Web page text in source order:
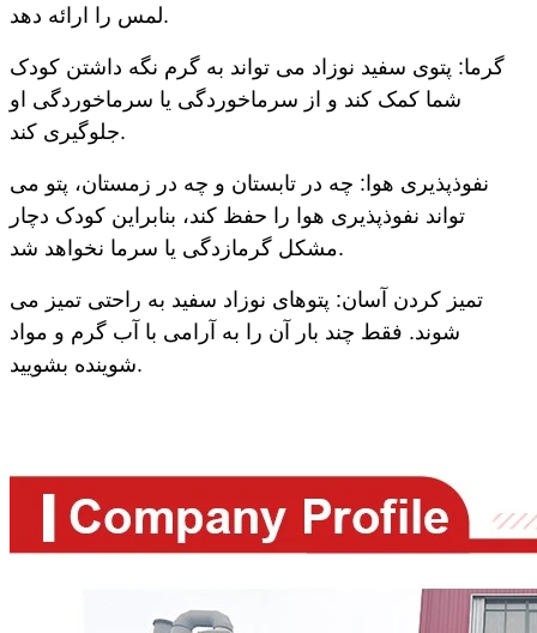
لمس را ارائه دهد.
گرما: پتوی سفید نوزاد می تواند به گرم نگه داشتن کودک
شما کمک کند و از سرماخوردگی یا سرماخوردگی او
جلوگیری کند.
نفوذپذیری هوا: چه در تابستان و چه در زمستان، پتو می
تواند نفوذپذیری هوا را حفظ کند، بنابراین کودک دچار
مشکل گرمازدگی یا سرما نخواهد شد.
تمیز کردن آسان: پتوهای نوزاد سفید به راحتی تمیز می
شوند. فقط چند بار آن را به آرامی با آب گرم و مواد
شوینده بشویید.